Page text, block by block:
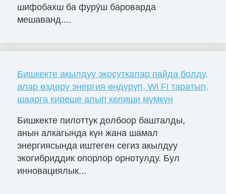
шифобахш ба фурӯш бароварда
мешаванд....
Бишкекте акылдуу экосуткалар пайда болду,
алар өздөрү энергия өндүрүп, Wi Fi таратып,
шаарга киреше алып келиши мүмкүн
Бишкекте пилоттук долбоор башталды,
анын алкагында күн жана шамал
энергиясында иштеген сегиз акылдуу
экогибриддик опорлор орнотулду. Бул
инновациялык...